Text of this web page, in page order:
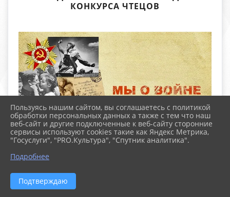
КОНКУРСА ЧТЕЦОВ
Внимание, дорогие студенты и преподаватели!
Колледж объявляет о проведении конкурса чтецов,
Пользуясь нашим сайтом, вы соглашаетесь с политикой
обработки персональных данных а также с тем что наш
веб-сайт и другие подключенные к веб-сайту сторонние
сервисы используют cookies такие как Яндекс Метрика,
"Госуслуги", "PRO.Культура", "Спутник аналитика".
Подробнее
Подтверждаю